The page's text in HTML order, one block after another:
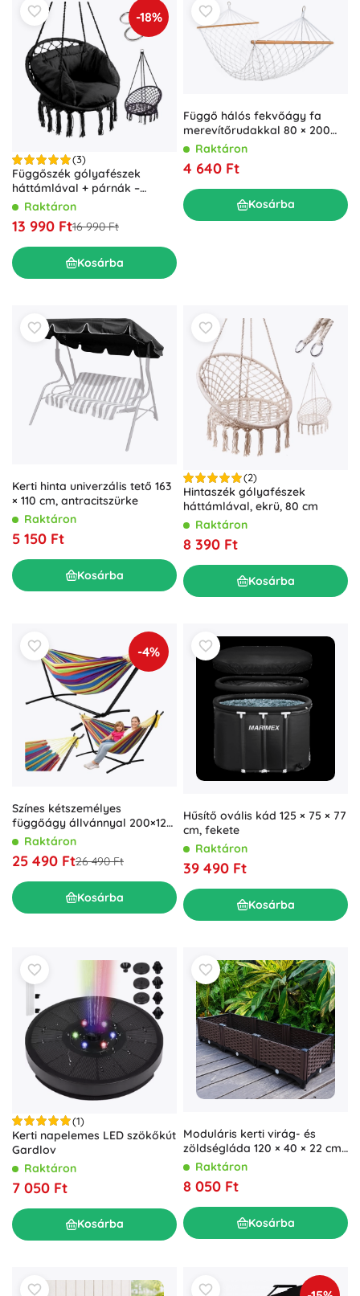
-18%
(3)
Függőszék gólyafészek
háttámlával + párnák –
fekete
Raktáron
13 990 Ft16 990 Ft
Kosárba
Függő hálós fekvőágy fa
merevítőrudakkal 80 × 200
cmRaktáron
4 640 Ft
Kosárba
Kerti hinta univerzális tető 163
× 110 cm, antracitszürke
Raktáron
5 150 Ft
Kosárba
(2)
Hintaszék gólyafészek
háttámlával, ekrü, 80 cm
Raktáron
8 390 Ft
Kosárba
-4%
Színes kétszemélyes
függőágy állvánnyal 200×120
cmRaktáron
25 490 Ft26 490 Ft
Kosárba
Hűsítő ovális kád 125 × 75 × 77
cm, fekete
Raktáron
39 490 Ft
Kosárba
(1)
Kerti napelemes LED szökőkút
Gardlov
Raktáron
7 050 Ft
Kosárba
Moduláris kerti virág- és
zöldségláda 120 × 40 × 22 cm,
barna
Raktáron
8 050 Ft
Kosárba